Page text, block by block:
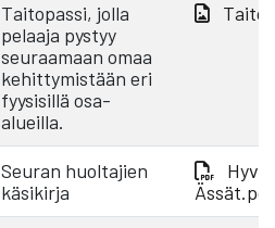
Taitopassi, jolla
pelaaja pystyy
seuraamaan omaa
kehittymistään eri
fyysisillä osa-
alueilla.
Seuran huoltajien
käsikirja
Ässät.pdf